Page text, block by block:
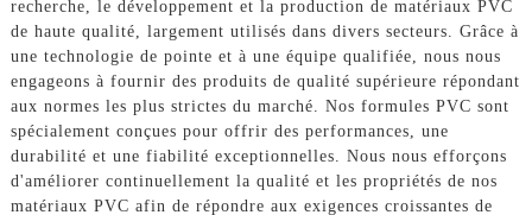
recherche, le développement et la production de matériaux PVC
de haute qualité, largement utilisés dans divers secteurs. Grâce à
une technologie de pointe et à une équipe qualifiée, nous nous
engageons à fournir des produits de qualité supérieure répondant
aux normes les plus strictes du marché. Nos formules PVC sont
spécialement conçues pour offrir des performances, une
durabilité et une fiabilité exceptionnelles. Nous nous efforçons
d'améliorer continuellement la qualité et les propriétés de nos
matériaux PVC afin de répondre aux exigences croissantes de